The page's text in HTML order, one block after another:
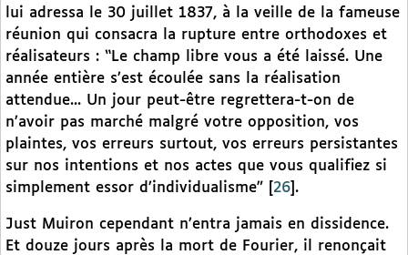
lui adressa le 30 juillet 1837, à la veille de la fameuse
réunion qui consacra la rupture entre orthodoxes et
réalisateurs : “Le champ libre vous a été laissé. Une
année entière s’est écoulée sans la réalisation
attendue... Un jour peut-être regrettera-t-on de
n’avoir pas marché malgré votre opposition, vos
plaintes, vos erreurs surtout, vos erreurs persistantes
sur nos intentions et nos actes que vous qualifiez si
simplement essor d’individualisme”
26 .
Just Muiron cependant n’entra jamais en dissidence.
Et douze jours après la mort de Fourier, il renonçait